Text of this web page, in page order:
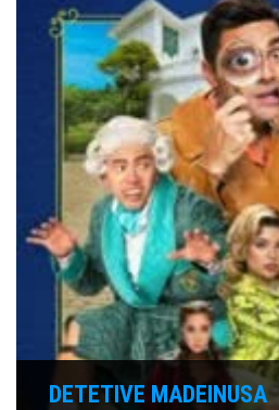
DETETIVE MADEINUSA